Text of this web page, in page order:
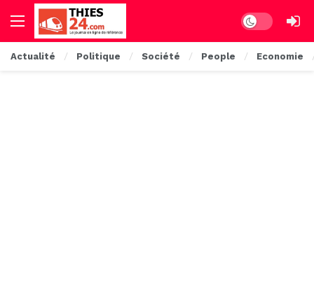
Dark mode
Actualité Politique Société People Economie